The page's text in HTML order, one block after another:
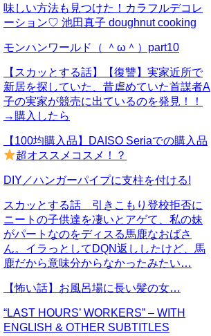
味しい方法も見つけた！カラフルデコレ
ーション♡ 池田真子 doughnut cooking
モンハンワールド（ ＾ω＾）part10
【スカッとする話】【復讐】実家近所で
新居を探していた、昔虐めていた首謀者A
子の実家が競売に出ているのを発見！！
→購入したら
【100均購入品】DAISO Seriaでの購入品
超オススメコスメ！？
DIY／ハンガーパイプに支柱を付ける!
スカッとする話 引きこもり登校拒否に
ニートの子供達を凄いとアゲて、私の妹
がパートなのをディスる馬鹿なおばさ
ん。イラっとしてDQN返ししたけど、馬
鹿だから意味分からなかったみたい…
【怖い話】お風呂場に長い髪の女…
“LAST HOURS’ WORKERS” – WITH
ENGLISH & OTHER SUBTITLES